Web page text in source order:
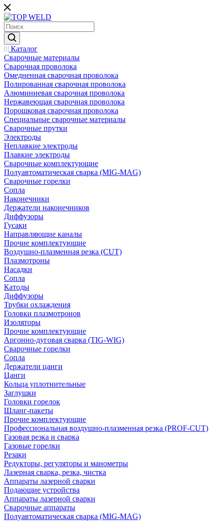
Каталог
Сварочные материалы
Сварочная проволока
Омедненная сварочная проволока
Полированная сварочная проволока
Алюминиевая сварочная проволока
Нержавеющая сварочная проволока
Порошковая сварочная проволока
Специальные сварочные материалы
Сварочные прутки
Электроды
Неплавкие электроды
Плавкие электроды
Сварочные комплектующие
Полуавтоматическая сварка (MIG-MAG)
Сварочные горелки
Сопла
Наконечники
Держатели наконечников
Диффузоры
Гусаки
Направляющие каналы
Прочие комплектующие
Воздушно-плазменная резка (CUT)
Плазмотроны
Насадки
Сопла
Катоды
Диффузоры
Трубки охлаждения
Головки плазмотронов
Изоляторы
Прочие комплектующие
Аргонно-дуговая сварка (TIG-WIG)
Сварочные горелки
Сопла
Держатели цанги
Цанги
Кольца уплотнительные
Заглушки
Головки горелок
Шланг-пакеты
Прочие комплектующие
Профессиональная воздушно-плазменная резка (PROF-CUT)
Газовая резка и сварка
Газовые горелки
Резаки
Редукторы, регуляторы и манометры
Лазерная сварка, резка, чистка
Аппараты лазерной сварки
Подающие устройства
Аппараты лазерной сварки
Сварочные аппараты
Полуавтоматическая сварка (MIG-MAG)